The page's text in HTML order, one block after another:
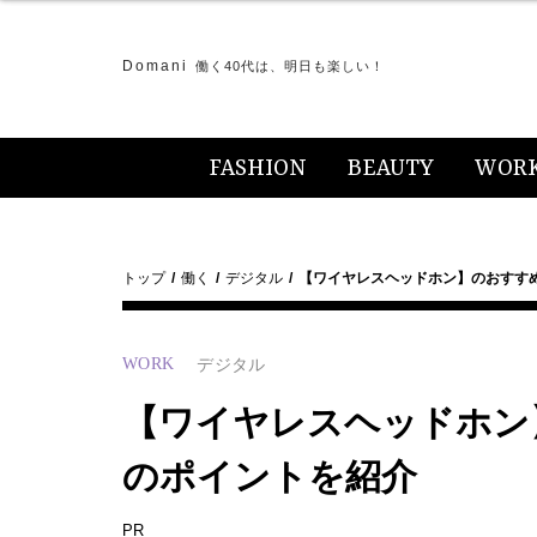
Domani 働く40代は、明日も楽しい！
FASHION BEAUTY
トップ 働く デジタル 【ワイヤレスヘッドホン】のおす
WORK デジタル
【ワイヤレスヘッドホ
のポイントを紹介
PR